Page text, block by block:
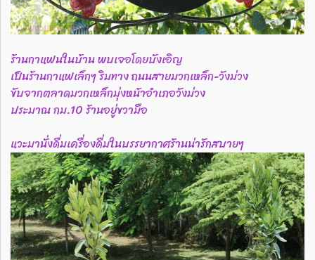
ร้านกาแฟนในบ้าน พบเจอโดยบังเอิญ
เป็นร้านกาแฟเล็กๆ ริมทาง ถนนสายมวกเหล็ก-วังม่วง
ขับจากตลาดมวกเหล็กมุ่งหน้าอำเภอวังม่วง
ประมาณ กม.10 ร้านอยู่ขวามือ
แวะมานั่งดื่มเครื่องดื่มในบรรยากาศร้านน่ารักสบายๆ